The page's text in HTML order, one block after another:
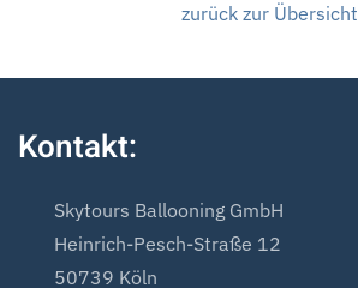
zurück zur Übersicht
Kontakt:
Skytours Ballooning GmbH
Heinrich-Pesch-Straße 12
50739 Köln